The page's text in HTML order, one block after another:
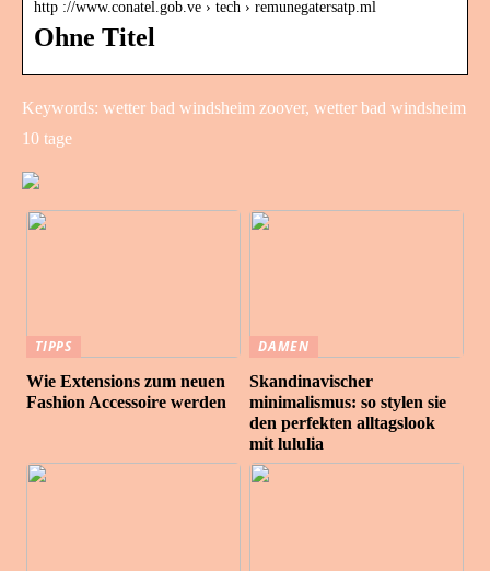
http ://www.conatel.gob.ve › tech › remunegatersatp.ml
Ohne Titel
Keywords: wetter bad windsheim zoover, wetter bad windsheim
10 tage
TIPPS
Wie Extensions zum neuen
Fashion Accessoire werden
DAMEN
Skandinavischer
minimalismus: so stylen sie
den perfekten alltagslook
mit lululia